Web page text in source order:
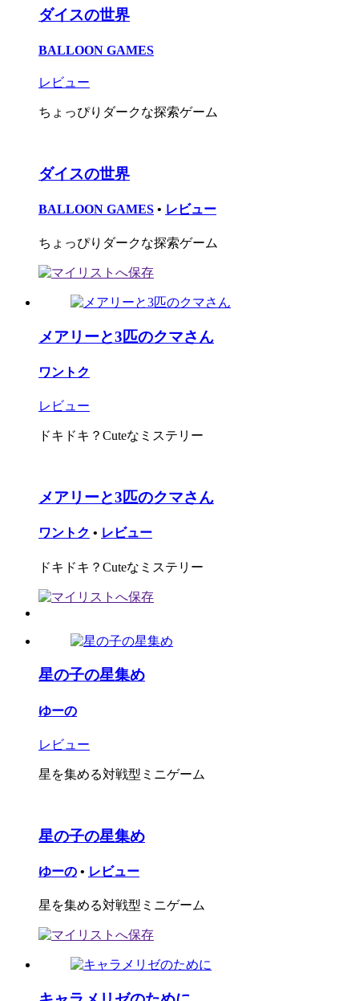
ダイスの世界
BALLOON GAMES
レビュー
ちょっぴりダークな探索ゲーム
ダイスの世界
BALLOON GAMES • レビュー
ちょっぴりダークな探索ゲーム
メアリーと3匹のクマさん
ワントク
レビュー
ドキドキ？Cuteなミステリー
メアリーと3匹のクマさん
ワントク • レビュー
ドキドキ？Cuteなミステリー
星の子の星集め
ゆーの
レビュー
星を集める対戦型ミニゲーム
星の子の星集め
ゆーの • レビュー
星を集める対戦型ミニゲーム